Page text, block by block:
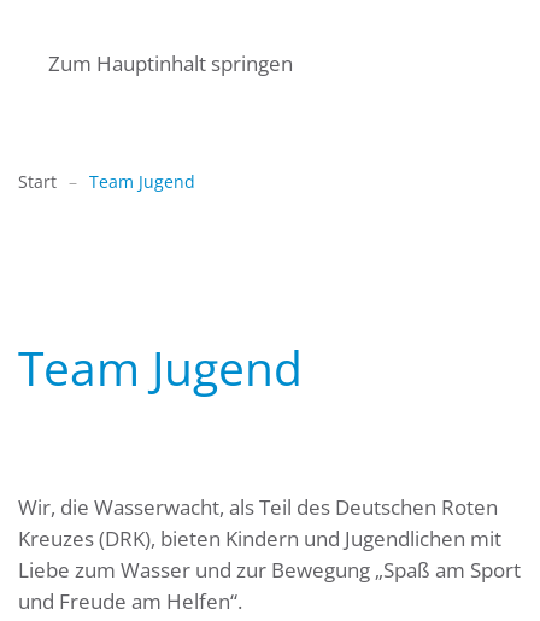
Zum Hauptinhalt springen
Start Team Jugend
Team Jugend
Wir, die Wasserwacht, als Teil des Deutschen Roten
Kreuzes (DRK), bieten Kindern und Jugendlichen mit
Liebe zum Wasser und zur Bewegung „Spaß am Sport
und Freude am Helfen“.